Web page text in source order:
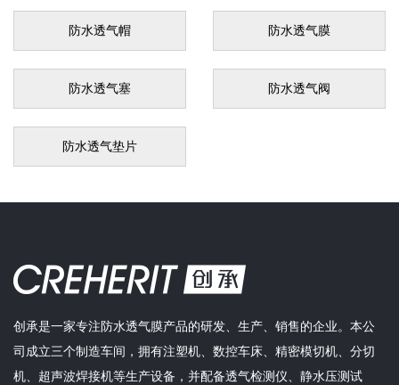
防水透气帽 防水透气膜
防水透气塞 防水透气阀
防水透气垫片
创承是一家专注防水透气膜产品的研发、生产、销售的企业。本公
司成立三个制造车间，拥有注塑机、数控车床、精密模切机、分切
机、超声波焊接机等生产设备，并配备透气检测仪、静水压测试